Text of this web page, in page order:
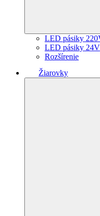
LED pásiky
LED pásiky 24V
Rozšírenie
Žiarovky